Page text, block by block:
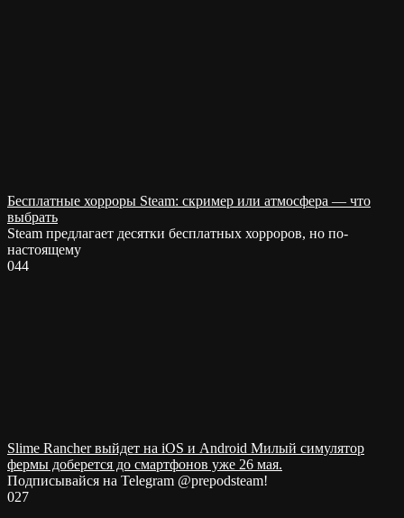
Бесплатные хорроры Steam: скример или атмосфера — что
выбрать
Steam предлагает десятки бесплатных хорроров, но по-
настоящему
044
Slime Rancher выйдет на iOS и Android Милый симулятор
фермы доберется до смартфонов уже 26 мая.
Подписывайся на Telegram @prepodsteam!
027